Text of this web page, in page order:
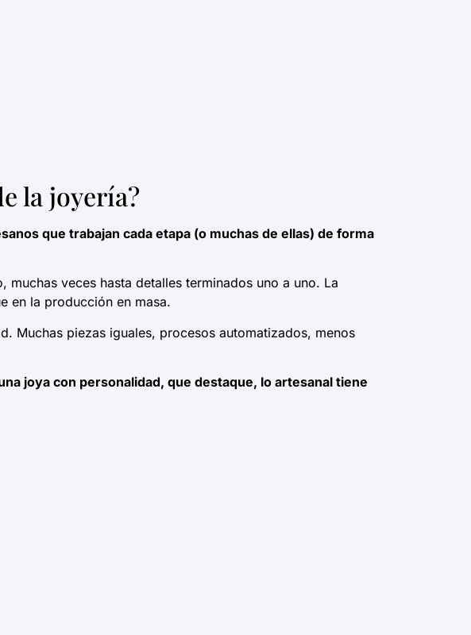
la joyería?
que trabajan cada etapa (o muchas de ellas) de forma
veces hasta detalles terminados uno a uno. La
en la producción en masa.
Muchas piezas iguales, procesos automatizados, menos
joya con personalidad, que destaque, lo artesanal tiene